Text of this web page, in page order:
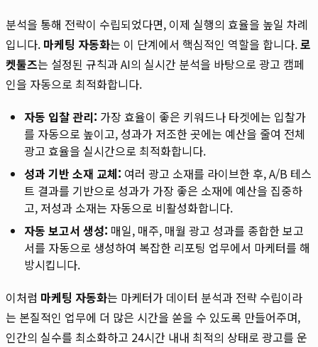
분석을 통해 전략이 수립되었다면, 이제 실행의 효율을 높일 차례
입니다. 마케팅 자동화는 이 단계에서 핵심적인 역할을 합니다.로
켓툴즈는 설정된 규칙과 AI의 실시간 분석을 바탕으로 광고 캠페
인을 자동으로 최적화합니다.
자동 입찰 관리: 가장 효율이 좋은 키워드나 타겟에는 입찰가
를 자동으로 높이고, 성과가 저조한 곳에는 예산을 줄여 전체
광고 효율을 실시간으로 최적화합니다.
성과 기반 소재 교체: 여러 광고 소재를 라이브한 후, A/B 테스
트 결과를 기반으로 성과가 가장 좋은 소재에 예산을 집중하
고, 저성과 소재는 자동으로 비활성화합니다.
자동 보고서 생성: 매일, 매주, 매월 광고 성과를 종합한 보고
서를 자동으로 생성하여 복잡한 리포팅 업무에서 마케터를 해
방시킵니다.
이처럼 마케팅 자동화는 마케터가 데이터 분석과 전략 수립이라
는 본질적인 업무에 더 많은 시간을 쏟을 수 있도록 만들어주며,
인간의 실수를 최소화하고 24시간 내내 최적의 상태로 광고를 운